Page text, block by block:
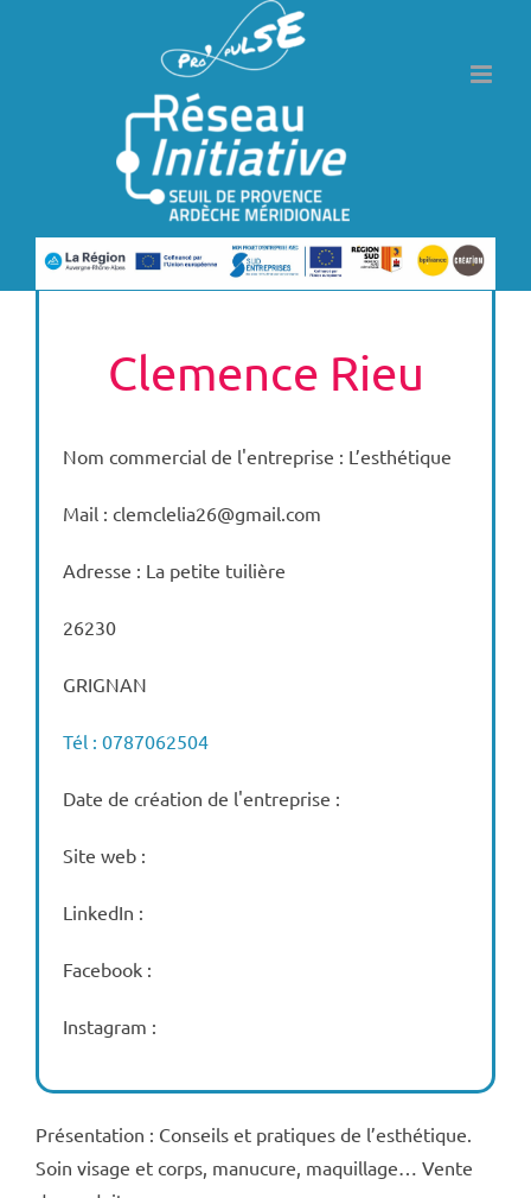
Clemence Rieu
Nom commercial de l'entreprise : L’esthétique
Mail : clemclelia26@gmail.com
Adresse : La petite tuilière
26230
GRIGNAN
Tél : 0787062504
Date de création de l'entreprise :
Site web :
LinkedIn :
Facebook :
Instagram :
Présentation : Conseils et pratiques de l’esthétique.
Soin visage et corps, manucure, maquillage… Vente